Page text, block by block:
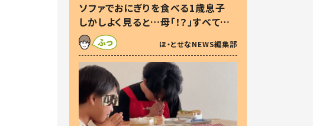
ソファでおにぎりを食べる1歳息子
しかしよく見ると…母「！？」すべてを
察した母の投稿に「可愛いから許
す！」「現行犯〜」
ほ・とせなNEWS編集部